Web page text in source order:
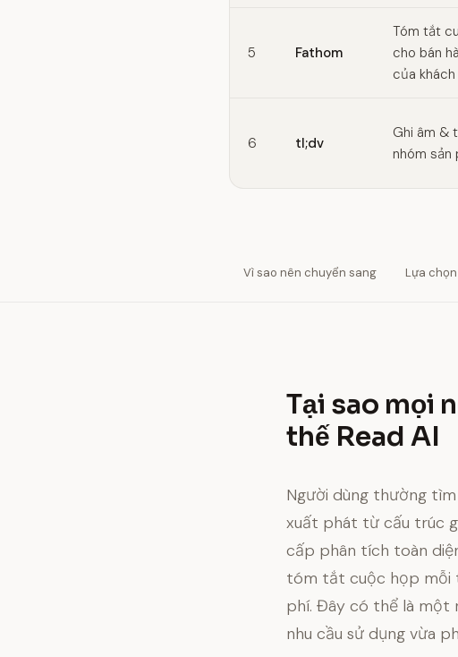
5 Fathom
Tóm tắt
cho bán
của
6 tl;dv
Ghi âm &
nhóm sản
Vì sao nên chuyển sang Lựa
Tại sao mọi
thế Read AI
Người dùng thường
xuất phát từ cấu trúc
cấp phân tích toàn
tóm tắt cuộc họp mỗi
phí. Đây có thể là một
nhu cầu sử dụng vừa